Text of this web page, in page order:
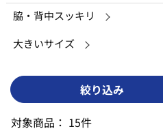
脇・背中スッキリ
大きいサイズ
絞り込み
対象商品： 15件